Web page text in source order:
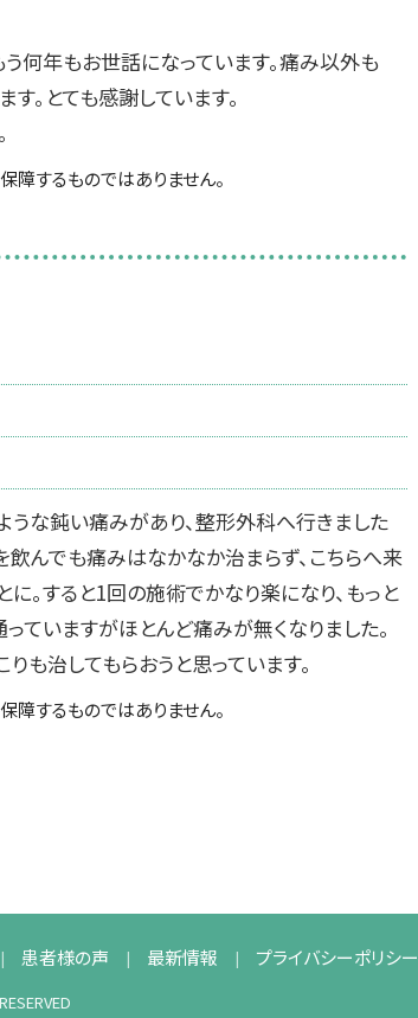
何年もお世話になっています。痛み以外も
。とても感謝しています。
するものではありません。
な鈍い痛みがあり、整形外科へ行きました
んでも痛みはなかなか治まらず、こちらへ来
。すると1回の施術でかなり楽になり、もっと
ていますがほとんど痛みが無くなりました。
治してもらおうと思っています。
するものではありません。
患者様の声 最新情報 プライバシーポリシー